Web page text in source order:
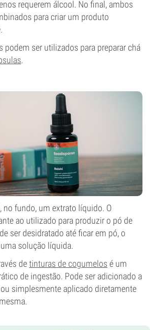
requerem álcool. No final, ambos
para criar um produto
podem ser utilizados para preparar chá
.
no fundo, um extrato líquido. O
ao utilizado para produzir o pó de
ser desidratado até ficar em pó, o
solução líquida.
detinturas de cogumelos é um
de ingestão. Pode ser adicionado a
simplesmente aplicado diretamente